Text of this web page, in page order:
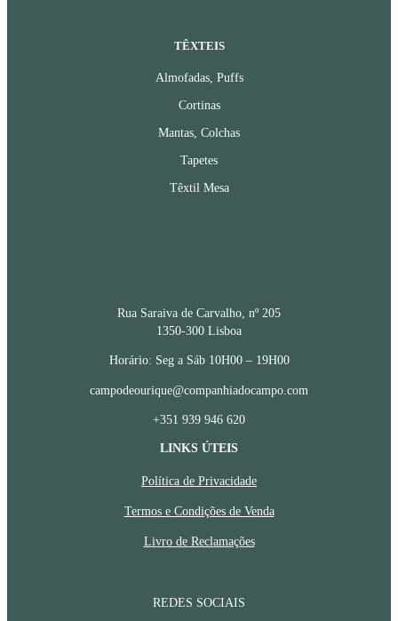
TÊXTEIS
Almofadas, Puffs
Cortinas
Mantas, Colchas
Tapetes
Têxtil Mesa
LINKS ÚTEIS
Política de Privacidade
Termos e Condições de Venda
Livro de Reclamações
REDES SOCIAIS
Rua Saraiva de Carvalho, nº 205
1350-300 Lisboa
Horário: Seg a Sáb 10H00 – 19H00
campodeourique@companhiadocampo.com
+351 939 946 620